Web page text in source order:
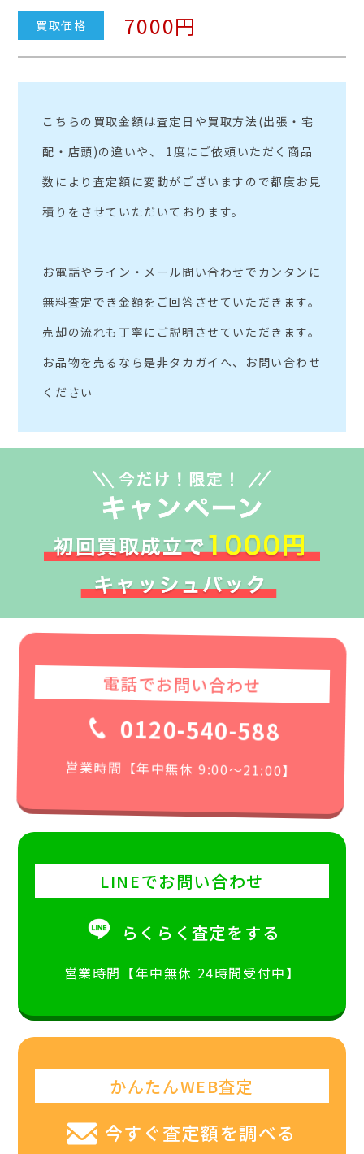
買取価格 7000円
こちらの買取金額は査定日や買取方法(出張・宅
配・店頭)の違いや、 1度にご依頼いただく商品
数により査定額に変動がございますので都度お見
積りをさせていただいております。
お電話やライン・メール問い合わせでカンタンに
無料査定でき金額をご回答させていただきます。
売却の流れも丁寧にご説明させていただきます。
お品物を売るなら是非タカガイへ、お問い合わせ
ください
電話でお問い合わせ
0120-540-588
営業時間【年中無休 9:00〜21:00】
LINEでお問い合わせ
らくらく査定をする
営業時間【年中無休 24時間受付中】
かんたんWEB査定
今すぐ査定額を調べる